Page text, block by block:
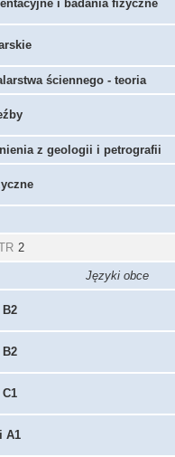
i badania fizyczne
ściennego - teoria
z geologii i petrografii
2
Języki obce
A1